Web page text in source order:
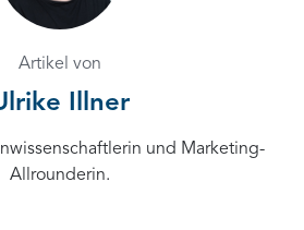
Artikel von
Illner
und Marketing-
Allrounderin.